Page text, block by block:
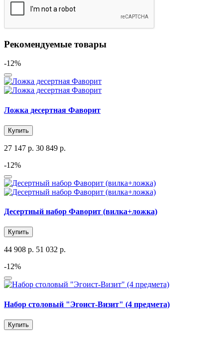
Рекомендуемые товары
-12%
Ложка десертная Фаворит
Купить
27 147 р. 30 849 р.
-12%
Десертный набор Фаворит (вилка+ложка)
Купить
44 908 р. 51 032 р.
-12%
Набор столовый "Эгоист-Визит" (4 предмета)
Купить